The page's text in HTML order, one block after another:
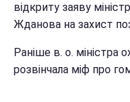
відкриту заяву
Жданова на захист
Раніше в. о. міністра
розвінчала міф про